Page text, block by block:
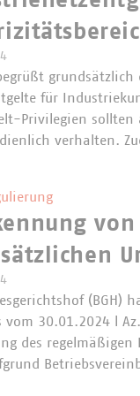
für
Privilegien
verhalten.
vom 30.01.2024 l
des